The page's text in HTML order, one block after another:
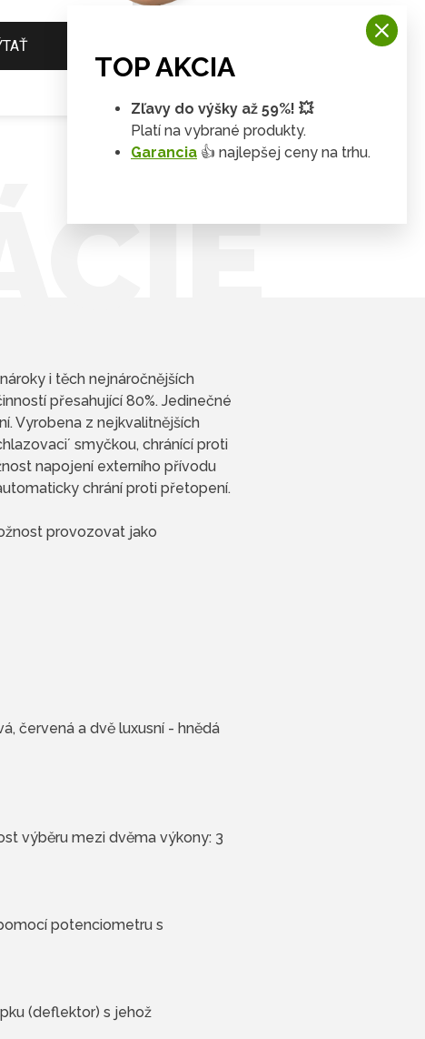
i těch nejnáročnějších
přesahující 80%. Jedinečné
Vyrobena z nejkvalitnějších
smyčkou, chránící proti
napojení externího přívodu
chrání proti přetopení.
provozovat jako
červená a dvě luxusní - hnědá
výběru mezi dvěma výkony: 3
potenciometru s
(deflektor) s jehož
TOP AKCIA
Zľavy do výšky až 59%! 💥
Platí na vybrané produkty.
Garancia 👍 najlepšej ceny na trhu.